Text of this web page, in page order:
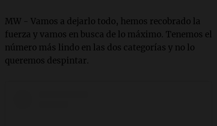
MW - Vamos a dejarlo todo, hemos recobrado la
fuerza y vamos en busca de lo máximo. Tenemos el
número más lindo en las dos categorías y no lo
queremos despintar.